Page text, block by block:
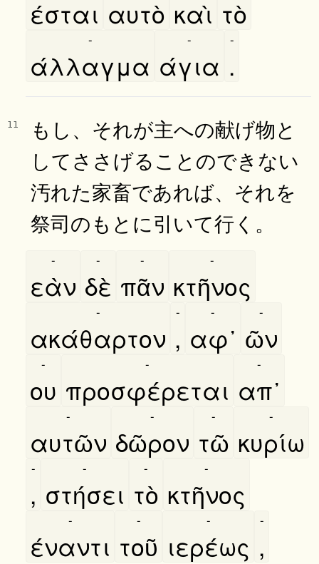
έσται αυτὸ καὶ τὸ
άλλαγμα
-
άγια
-
.
-
11
もし、それが主への献げ物と
してささげることのできない
汚れた家畜であれば、それを
祭司のもとに引いて行く。
εὰν
-
δὲ
-
πᾶν
-
κτῆνος
-
ακάθαρτον
-
,
-
αφ᾿
-
ῶν
-
ου
-
προσφέρεται
-
απ᾿
-
αυτῶν
-
δῶρον
-
τῶ
-
κυρίω
-
,
-
στήσει
-
τὸ
-
κτῆνος
-
έναντι
-
τοῦ
-
ιερέως
-
,
-